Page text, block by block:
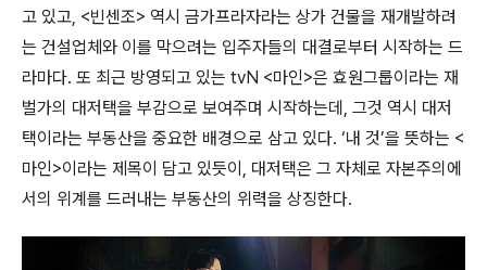
고 있고, <빈센조> 역시 금가프라자라는 상가 건물을 재개발하려
는 건설업체와 이를 막으려는 입주자들의 대결로부터 시작하는 드
라마다. 또 최근 방영되고 있는 tvN <마인>은 효원그룹이라는 재
벌가의 대저택을 부감으로 보여주며 시작하는데, 그것 역시 대저
택이라는 부동산을 중요한 배경으로 삼고 있다. ‘내 것’을 뜻하는 <
마인>이라는 제목이 담고 있듯이, 대저택은 그 자체로 자본주의에
서의 위계를 드러내는 부동산의 위력을 상징한다.